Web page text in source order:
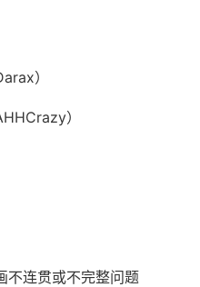
）
）
不连贯或不完整问题